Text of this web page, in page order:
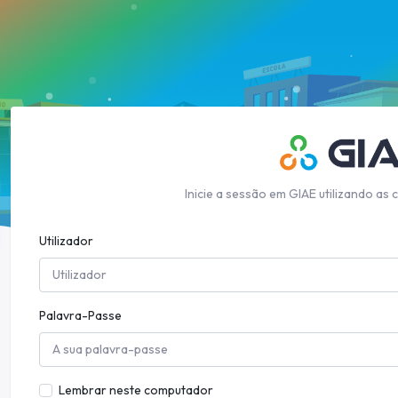
Inicie a sessão em GIAE utilizando as
Utilizador
Palavra-Passe
Lembrar neste computador